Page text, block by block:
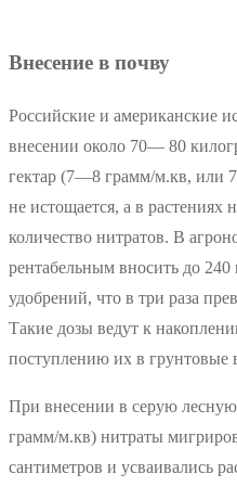
Внесение в почву
Российские и американские
внесении около 70— 80
гектар (7—8 грамм/м.кв, или
не истощается, а в растениях
количество нитратов. В
рентабельным вносить до
удобрений, что в три раза
Такие дозы ведут к
поступлению их в грунтовые
При внесении в серую
грамм/м.кв) нитраты
сантиметров и усваивались